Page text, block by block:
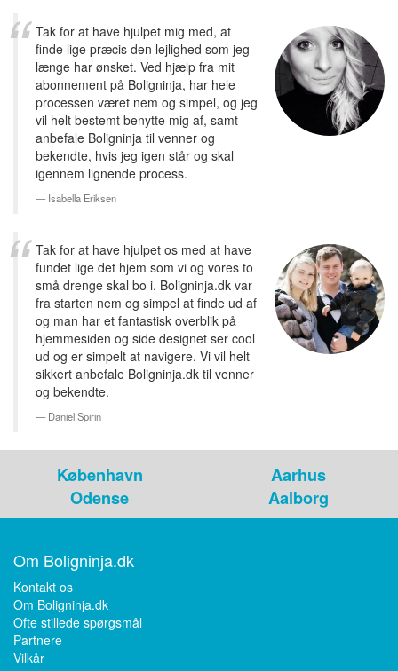
Tak for at have hjulpet mig med, at
finde lige præcis den lejlighed som jeg
længe har ønsket. Ved hjælp fra mit
abonnement på Boligninja, har hele
processen været nem og simpel, og jeg
vil helt bestemt benytte mig af, samt
anbefale Boligninja til venner og
bekendte, hvis jeg igen står og skal
igennem lignende process.
Isabella Eriksen
Tak for at have hjulpet os med at have
fundet lige det hjem som vi og vores to
små drenge skal bo i. Boligninja.dk var
fra starten nem og simpel at finde ud af
og man har et fantastisk overblik på
hjemmesiden og side designet ser cool
ud og er simpelt at navigere. Vi vil helt
sikkert anbefale Boligninja.dk til venner
og bekendte.
Daniel Spirin
København
Aarhus
Odense
Aalborg
Om Boligninja.dk
Kontakt os
Om Boligninja.dk
Ofte stillede spørgsmål
Partnere
Vilkår